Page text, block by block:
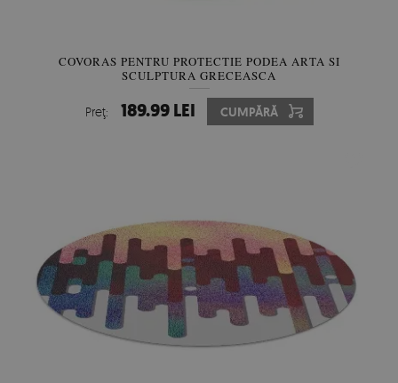
COVORAS PENTRU PROTECTIE PODEA ARTA SI
SCULPTURA GRECEASCA
Preţ: 189.99 LEI CUMPĂRĂ